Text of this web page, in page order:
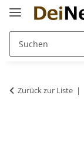
Zurück zur Liste